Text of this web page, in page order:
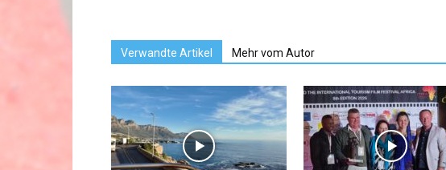
Verwandte Artikel Mehr vom Autor